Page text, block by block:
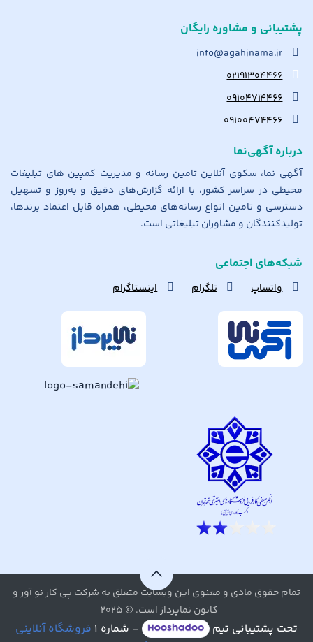
پشتیبانی و مشاوره رایگان
info@agahinama.ir
۰۲۱۹۱۳۰۴۴۶۶
۰۹۱۰۴۷۱۴۴۶۶
۰۹۱۰۰۴۷۴۴۶۶
درباره آگهی‌نما
آگهی نما، سکوی آنلاین تامین رسانه و مدیریت کمپین های تبلیغات
محیطی در سراسر کشور، با ارائه گزارش‌های دقیق و به‌روز و تسهیل
دسترسی و تامین انواع رسانه‌های محیطی، همراه قابل اعتماد برندها،
تولیدکنندگان و مشاوران تبلیغاتی است.
شبکه‌های اجتماعی
واتساپ تلگرام اینستاگرام
تمام حقوق مادی و معنوی این وبسایت متعلق به شرکت پی کار نو آور و
کانون نماپرداز است. © ۲۰۲۵
تحت پشتیبانی تیم - شماره ۱ فروشگاه آنلاینی